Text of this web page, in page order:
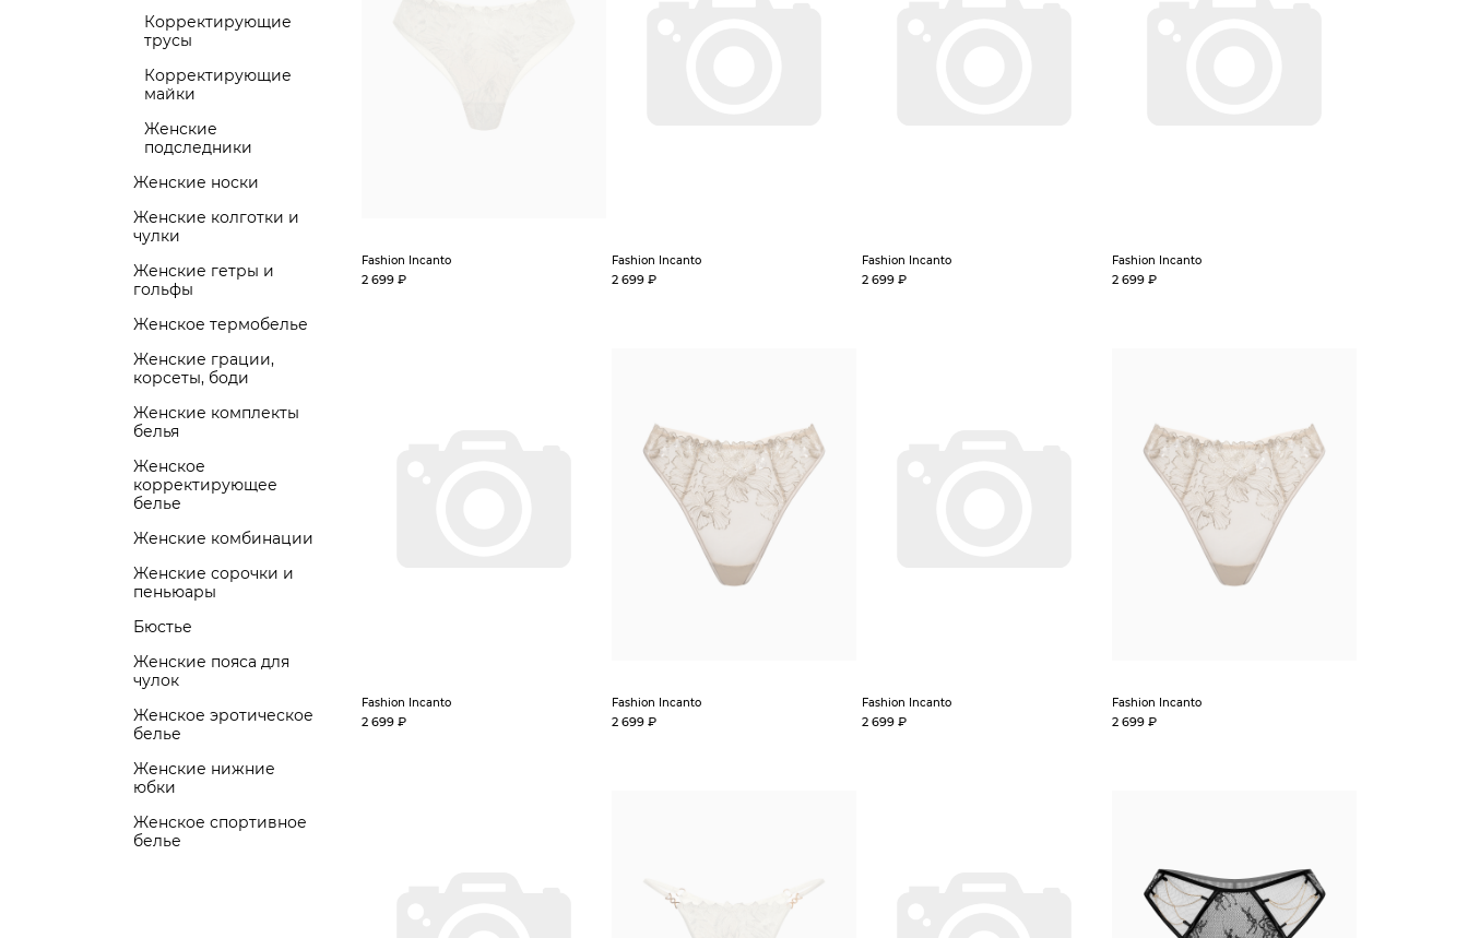
Корректирующие
трусы
Корректирующие
майки
Женские
подследники
Женские носки
Женские колготки и
чулки
Женские гетры и
гольфы
Женское термобелье
Женские грации,
корсеты, боди
Женские комплекты
белья
Женское
корректирующее
белье
Женские комбинации
Женские сорочки и
пеньюары
Бюстье
Женские пояса для
чулок
Женское эротическое
белье
Женские нижние
юбки
Женское спортивное
белье
Fashion Incanto
2 699 ₽
Fashion Incanto
2 699 ₽
Fashion Incanto
2 699 ₽
Fashion Incanto
2 699 ₽
Fashion Incanto
2 699 ₽
Fashion Incanto
2 699 ₽
Fashion Incanto
2 699 ₽
Fashion Incanto
2 699 ₽